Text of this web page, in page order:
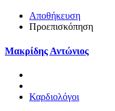
Αποθήκευση
Προεπισκόπηση
Μακρίδης Αντώνιος
Καρδιολόγοι